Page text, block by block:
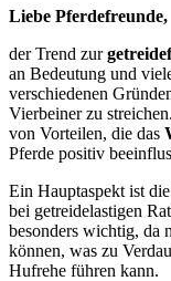
Liebe Pferdefreunde,
der Trend zur
an Bedeutung und
verschiedenen
Vierbeiner zu
von Vorteilen, die das
Pferde positiv
Ein Hauptaspekt ist die
bei getreidelastigen
besonders wichtig, da
können, was zu
Hufrehe führen kann.